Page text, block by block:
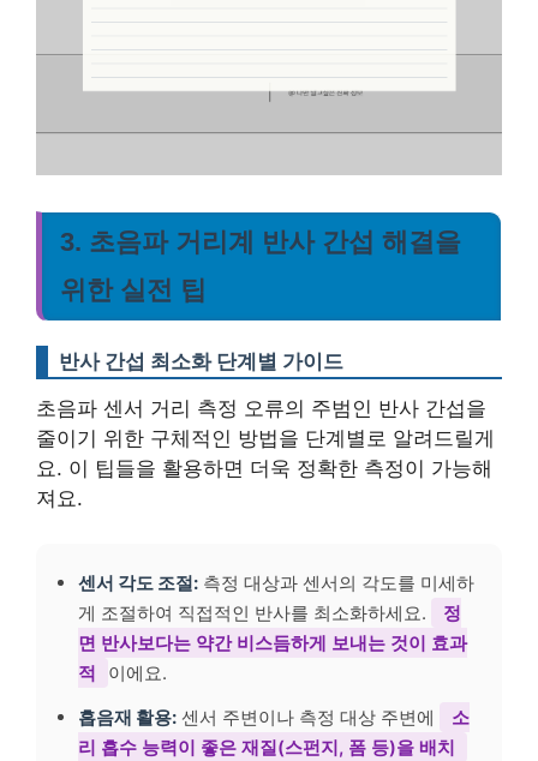
3. 초음파 거리계 반사 간섭 해결을
위한 실전 팁
반사 간섭 최소화 단계별 가이드
초음파 센서 거리 측정 오류의 주범인 반사 간섭을
줄이기 위한 구체적인 방법을 단계별로 알려드릴게
요. 이 팁들을 활용하면 더욱 정확한 측정이 가능해
져요.
센서 각도 조절: 측정 대상과 센서의 각도를 미세하
게 조절하여 직접적인 반사를 최소화하세요.
정
면 반사보다는 약간 비스듬하게 보내는 것이 효과
적
이에요.
흡음재 활용: 센서 주변이나 측정 대상 주변에
소
리 흡수 능력이 좋은 재질(스펀지, 폼 등)을 배치